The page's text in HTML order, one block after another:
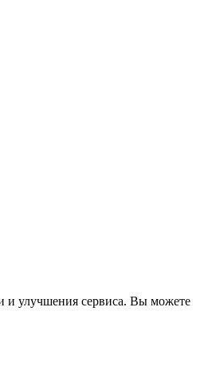
и улучшения сервиса. Вы можете